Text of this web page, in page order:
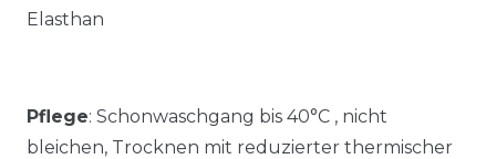
Elasthan
Pflege: Schonwaschgang bis 40°C , nicht
bleichen, Trocknen mit reduzierter thermischer